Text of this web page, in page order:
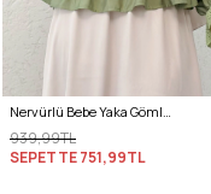
Nervürlü Bebe Yaka Gömlek 2279 - AÇIK HAKİ
939,99TL
SEPETTE751,99TL